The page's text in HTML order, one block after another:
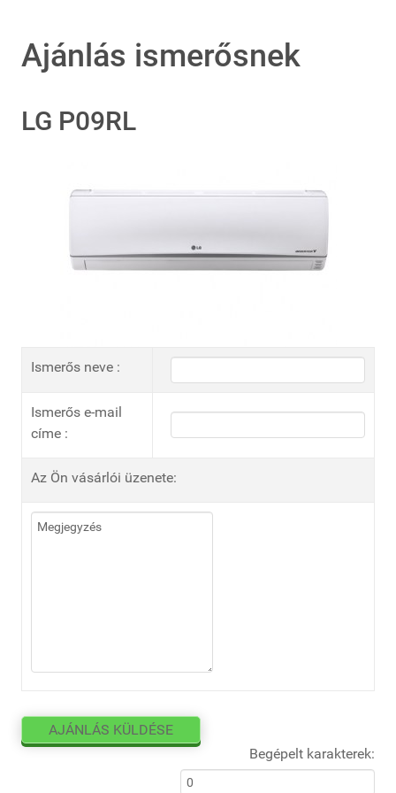
Ajánlás ismerősnek
LG P09RL
Ismerős neve :
Ismerős e-mail
címe :
Az Ön vásárlói üzenete:
Begépelt karakterek: